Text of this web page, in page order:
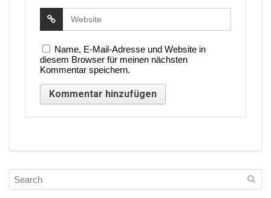
Name, E-Mail-Adresse und Website in
diesem Browser für meinen nächsten
Kommentar speichern.